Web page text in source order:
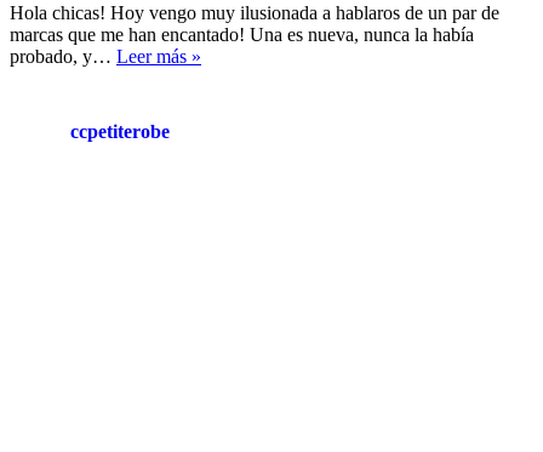
Hola chicas! Hoy vengo muy ilusionada a hablaros de un par de
marcas que me han encantado! Una es nueva, nunca la había
probado, y… Leer más »
ccpetiterobe